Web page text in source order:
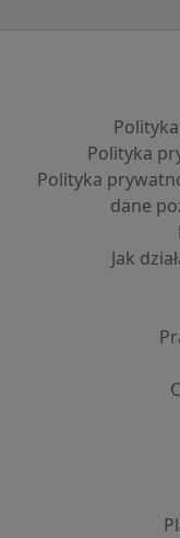
Polityka
Polityka
dane
Jak